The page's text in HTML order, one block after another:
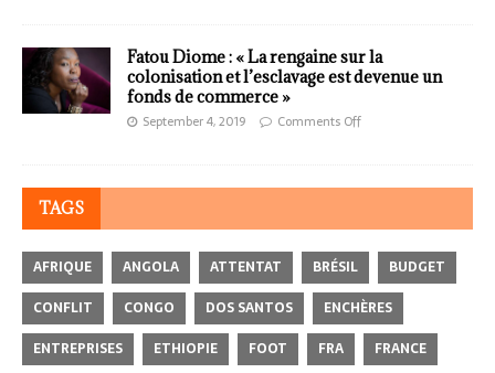
Fatou Diome : « La rengaine sur la
colonisation et l’esclavage est devenue un
fonds de commerce »
September 4, 2019 Comments Off
TAGS
AFRIQUE ANGOLA ATTENTAT BRÉSIL
BUDGET
CONFLIT
CONGO DOS SANTOS
ENCHÈRES
ENTREPRISES
ETHIOPIE FOOT FRA FRANCE